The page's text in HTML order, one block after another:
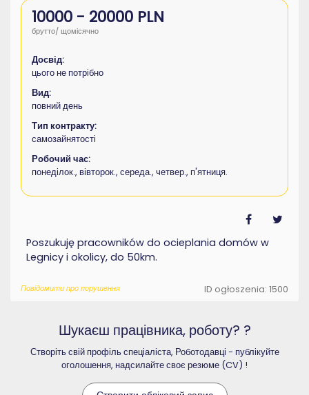
10000 - 20000 PLN
брутто/ щомісячно
Досвід:
цього не потрібно
Вид:
повний день
Тип контракту:
самозайнятості
Робочий час:
понеділок., вівторок., середа., четвер., п'ятниця.
Poszukuję pracowników do ocieplania domów w
Legnicy i okolicy, do 50km.
Повідомити про порушення ID ogłoszenia: 1500
Шукаєш працівника, роботу? ?
Створіть свій профіль спеціаліста, Роботодавці - публікуйте
оголошення, надсилайте своє резюме (CV) !